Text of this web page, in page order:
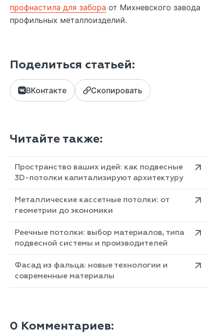
профнастила для забора от Михневского завода
профильных металлоизделий.
Поделиться статьей:
ВКонтакте Скопировать
Читайте также:
Пространство ваших идей: как подвесные
3D-потолки капитализируют архитектуру
Металлические кассетные потолки: от
геометрии до экономики
Реечные потолки: выбор материалов, типа
подвесной системы и производителей
Фасад из фальца: новые технологии и
современные материалы
0 Комментариев: